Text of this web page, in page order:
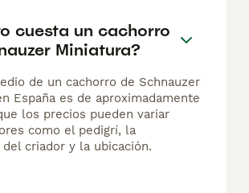
cuesta un cachorro
Miniatura?
de un cachorro de Schnauzer
España es de aproximadamente
los precios pueden variar
como el pedigrí, la
criador y la ubicación.